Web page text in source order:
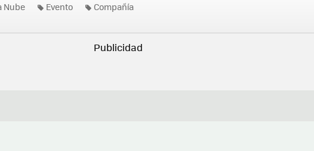
Nube Evento Compañía